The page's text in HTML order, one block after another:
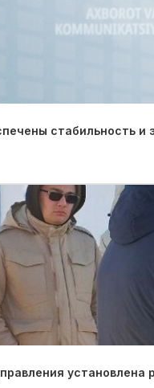
стабильность и
установлена